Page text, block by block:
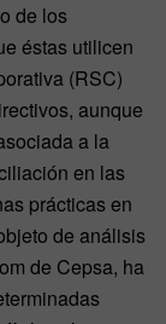
de los
éstas utilicen
(RSC)
aunque
a la
en las
prácticas en
de análisis
de Cepsa, ha